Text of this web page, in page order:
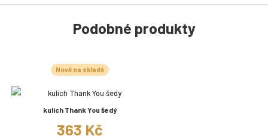
Podobné produkty
Nově na skladě
kulich Thank You šedý
363 Kč